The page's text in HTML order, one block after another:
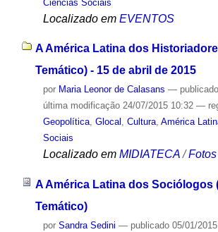
Ciências Sociais
Localizado em EVENTOS
A América Latina dos
Temático) - 15 de abril de 2015
por Maria Leonor de Calasans — publicado
última modificação24/07/2015 10:32 —
Geopolítica, Glocal , Cultura, América
Sociais
Localizado em MIDIATECA /Fotos
A América Latina dos Sociólogos
Temático)
por Sandra Sedini — publicado05/01/2015